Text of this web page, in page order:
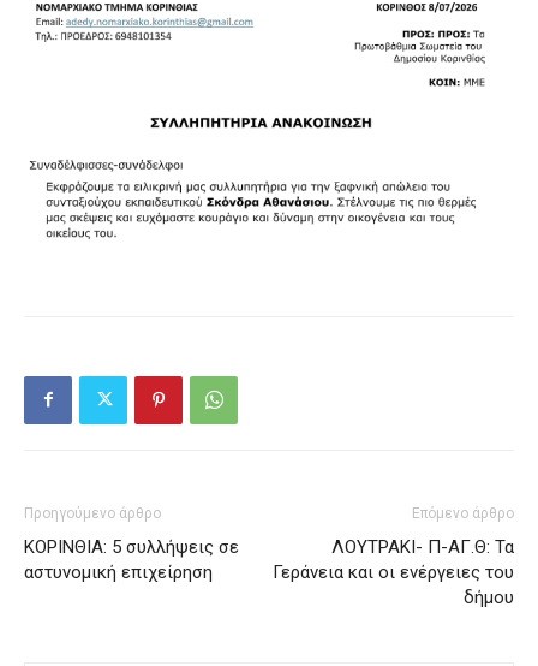
Προηγούμενο άρθρο
ΚΟΡΙΝΘΙΑ: 5 συλλήψεις σε
αστυνομική επιχείρηση
Επόμενο άρθρο
ΛΟΥΤΡΑΚΙ- Π-ΑΓ.Θ: Τα
Γεράνεια και οι ενέργειες του
δήμου